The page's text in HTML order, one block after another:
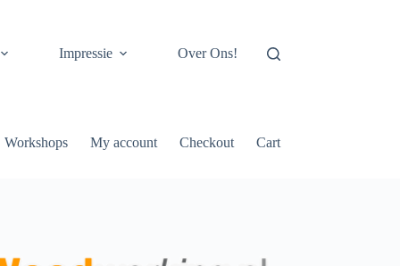
Impressie Over Ons!
Workshops My account Checkout Cart